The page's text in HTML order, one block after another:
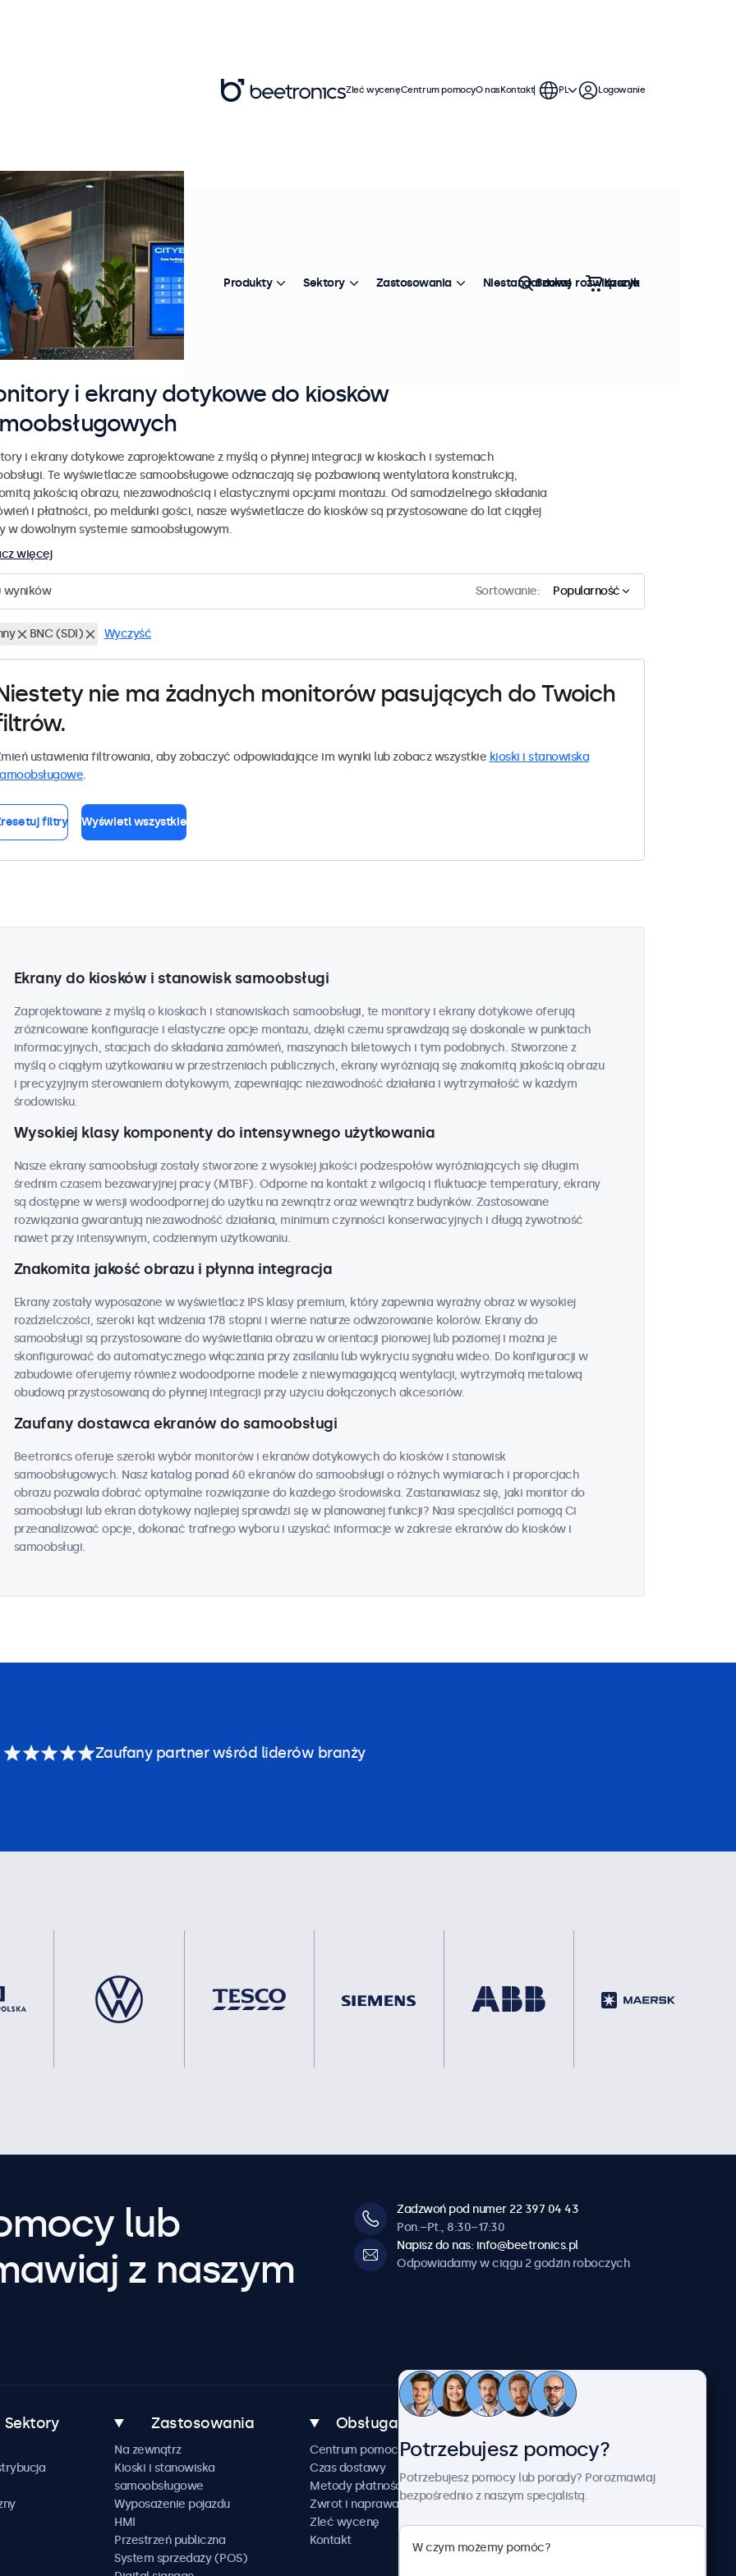
i ekrany dotykowe do kiosków
i ekrany dotykowe zaprojektowane z myślą o płynnej integracji w kioskach i systemach
Te wyświetlacze samoobsługowe odznaczają się pozbawioną wentylatora konstrukcją,
jakością obrazu, niezawodnością i elastycznymi opcjami montażu. Od samodzielnego składania
i płatności, po meldunki gości, nasze wyświetlacze do kiosków są przystosowane do lat ciągłej
w dowolnym systemie samoobsługowym.
więcej
wyników Sortowanie: Popularność
BNC (SDI) Wyczyść
nie ma żadnych monitorów pasujących do Twoich
ustawienia filtrowania, aby zobaczyć odpowiadające im wyniki lub zobacz wszystkie kioski i stanowiska
.
filtry Wyświetl wszystkie
Ekrany do kiosków i stanowisk samoobsługi
Zaprojektowane z myślą o kioskach i stanowiskach samoobsługi, te monitory i ekrany dotykowe oferują
zróżnicowane konfiguracje i elastyczne opcje montażu, dzięki czemu sprawdzają się doskonale w punktach
informacyjnych, stacjach do składania zamówień, maszynach biletowych i tym podobnych. Stworzone z
myślą o ciągłym użytkowaniu w przestrzeniach publicznych, ekrany wyróżniają się znakomitą jakością obrazu
i precyzyjnym sterowaniem dotykowym, zapewniając niezawodność działania i wytrzymałość w każdym
środowisku.
Wysokiej klasy komponenty do intensywnego użytkowania
Nasze ekrany samoobsługi zostały stworzone z wysokiej jakości podzespołów wyróżniających się długim
średnim czasem bezawaryjnej pracy (MTBF). Odporne na kontakt z wilgocią i fluktuacje temperatury, ekrany
są dostępne w wersji wodoodpornej do użytku na zewnątrz oraz wewnątrz budynków. Zastosowane
rozwiązania gwarantują niezawodność działania, minimum czynności konserwacyjnych i długą żywotność
nawet przy intensywnym, codziennym użytkowaniu.
Znakomita jakość obrazu i płynna integracja
Ekrany zostały wyposażone w wyświetlacz IPS klasy premium, który zapewnia wyraźny obraz w wysokiej
rozdzielczości, szeroki kąt widzenia 178 stopni i wierne naturze odwzorowanie kolorów. Ekrany do
samoobsługi są przystosowane do wyświetlania obrazu w orientacji pionowej lub poziomej i można je
skonfigurować do automatycznego włączania przy zasilaniu lub wykryciu sygnału wideo. Do konfiguracji w
zabudowie oferujemy również wodoodporne modele z niewymagającą wentylacji, wytrzymałą metalową
obudową przystosowaną do płynnej integracji przy użyciu dołączonych akcesoriów.
Zaufany dostawca ekranów do samoobsługi
Beetronics oferuje szeroki wybór monitorów i ekranów dotykowych do kiosków i stanowisk
samoobsługowych. Nasz katalog ponad 60 ekranów do samoobsługi o różnych wymiarach i proporcjach
obrazu pozwala dobrać optymalne rozwiązanie do każdego środowiska. Zastanawiasz się, jaki monitor do
samoobsługi lub ekran dotykowy najlepiej sprawdzi się w planowanej funkcji? Nasi specjaliści pomogą Ci
przeanalizować opcje, dokonać trafnego wyboru i uzyskać informacje w zakresie ekranów do kiosków i
samoobsługi.
Zleć wycenęCentrum pomocyO nasKontakt PL Logowanie
Produkty Sektory Zastosowania Niestandardowe rozwiązania
Szukaj Koszyk
Zaufany partner wśród liderów branży
lub
z naszym
Zadzwoń pod numer 22 397 04 43
Pon.–Pt., 8:30–17:30
Napisz do nas: info@beetronics.pl
Odpowiadamy w ciągu 2 godzin roboczych
Sektory Zastosowania
Na zewnątrz
Kioski i stanowiska
samoobsługowe
Wyposażenie pojazdu
HMI
Przestrzeń publiczna
System sprzedaży (POS)
Obsługa klienta
Centrum pomocy
Czas dostawy
Metody płatności
Zwrot i naprawa
Zleć wycenę
Kontakt
Beetronics
Przykłady zastosowania
Aktualności i informacje
Pracuj z nami
Regulamin
Potrzebujesz pomocy?
Potrzebujesz pomocy lub porady? Porozmawiaj
bezpośrednio z naszym specjalistą.